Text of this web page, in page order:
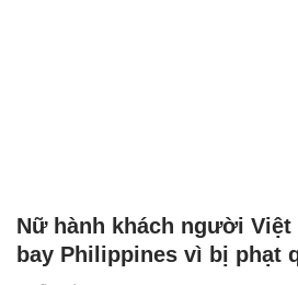
Nữ hành khách người Việt
bay Philippines vì bị phạt